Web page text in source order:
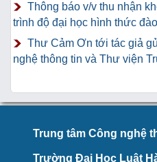
Thông báo v/v thu nhận
trình độ đại học hình thức
Thư Cảm Ơn tới tác giả
nghệ thông tin và Thư viện
Trung tâm Công nghệ
Trường Đại Học Luật